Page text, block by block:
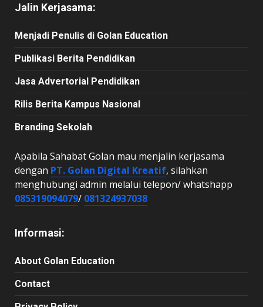
Jalin Kerjasama:
Menjadi Penulis di Golan Education
Publikasi Berita Pendidikan
Jasa Advertorial Pendidikan
Rilis Berita Kampus Nasional
Branding Sekolah
Apabila Sahabat Golan mau menjalin kerjasama
dengan PT. Golan Digital Kreatif, silahkan
menghubungi admin melalui telepon/ whatshapp
085319094079/ 081324937038
Informasi:
About Golan Education
Contact